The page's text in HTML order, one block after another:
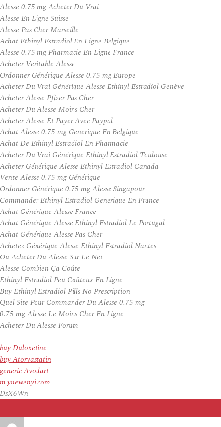
Alesse 0.75 mg Acheter Du Vrai
Alesse En Ligne Suisse
Alesse Pas Cher Marseille
Achat Ethinyl Estradiol En Ligne Belgique
Alesse 0.75 mg Pharmacie En Ligne France
Acheter Veritable Alesse
Ordonner Générique Alesse 0.75 mg Europe
Acheter Du Vrai Générique Alesse Ethinyl Estradiol Genève
Acheter Alesse Pfizer Pas Cher
Acheter Du Alesse Moins Cher
Acheter Alesse Et Payer Avec Paypal
Achat Alesse 0.75 mg Generique En Belgique
Achat De Ethinyl Estradiol En Pharmacie
Acheter Du Vrai Générique Ethinyl Estradiol Toulouse
Acheter Générique Alesse Ethinyl Estradiol Canada
Vente Alesse 0.75 mg Générique
Ordonner Générique 0.75 mg Alesse Singapour
Commander Ethinyl Estradiol Generique En France
Achat Générique Alesse France
Achat Générique Alesse Ethinyl Estradiol Le Portugal
Achat Générique Alesse Pas Cher
Achetez Générique Alesse Ethinyl Estradiol Nantes
Ou Acheter Du Alesse Sur Le Net
Alesse Combien Ça Coûte
Ethinyl Estradiol Peu Coûteux En Ligne
Buy Ethinyl Estradiol Pills No Prescription
Quel Site Pour Commander Du Alesse 0.75 mg
0.75 mg Alesse Le Moins Cher En Ligne
Acheter Du Alesse Forum
buy Duloxetine
buy Atorvastatin
generic Avodart
m.yuewenyi.com
DsX6Wn